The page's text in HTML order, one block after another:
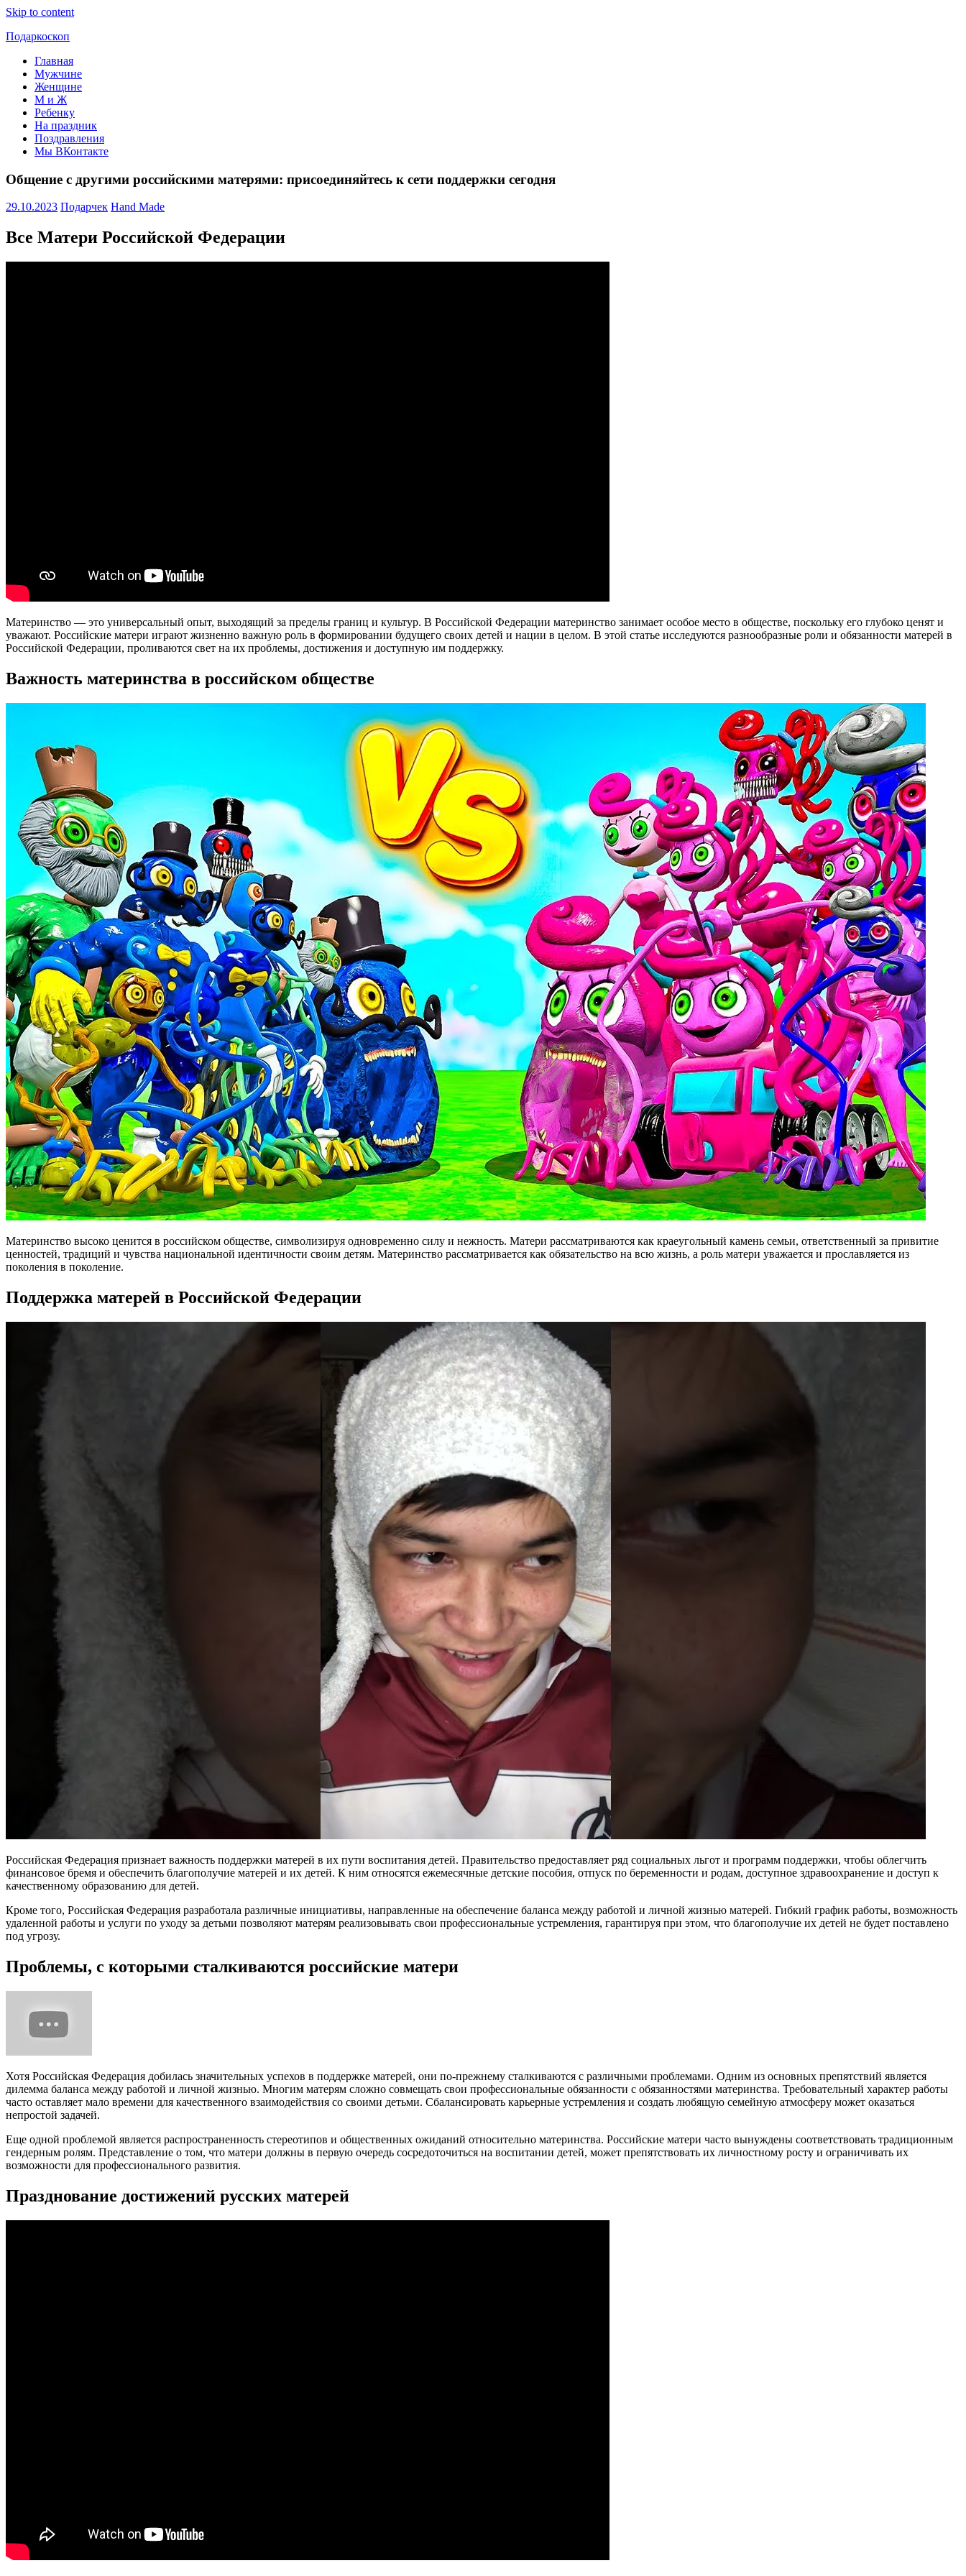
Skip to content
Подаркоскоп
Поможем
выбрать
подарить
Главная
Мужчине
Женщине
М и Ж
Ребенку
На праздник
Поздравления
Мы ВКонтакте
Общение с другими российскими матерями: присоединяйтесь к сети поддержки сегодня
29.10.2023 Подарчек Hand Made
Все Матери Российской Федерации
Материнство — это универсальный опыт, выходящий за пределы границ и культур. В Российской Федерации материнство занимает особое место в обществе, поскольку его глубоко ценят и
уважают. Российские матери играют жизненно важную роль в формировании будущего своих детей и нации в целом. В этой статье исследуются разнообразные роли и обязанности матерей в
Российской Федерации, проливаются свет на их проблемы, достижения и доступную им поддержку.
Важность материнства в российском обществе
Материнство высоко ценится в российском обществе, символизируя одновременно силу и нежность. Матери рассматриваются как краеугольный камень семьи, ответственный за привитие
ценностей, традиций и чувства национальной идентичности своим детям. Материнство рассматривается как обязательство на всю жизнь, а роль матери уважается и прославляется из
поколения в поколение.
Поддержка матерей в Российской Федерации
Российская Федерация признает важность поддержки матерей в их пути воспитания детей. Правительство предоставляет ряд социальных льгот и программ поддержки, чтобы облегчить
финансовое бремя и обеспечить благополучие матерей и их детей. К ним относятся ежемесячные детские пособия, отпуск по беременности и родам, доступное здравоохранение и доступ к
качественному образованию для детей.
Кроме того, Российская Федерация разработала различные инициативы, направленные на обеспечение баланса между работой и личной жизнью матерей. Гибкий график работы, возможность
удаленной работы и услуги по уходу за детьми позволяют матерям реализовывать свои профессиональные устремления, гарантируя при этом, что благополучие их детей не будет поставлено
под угрозу.
Проблемы, с которыми сталкиваются российские матери
Хотя Российская Федерация добилась значительных успехов в поддержке матерей, они по-прежнему сталкиваются с различными проблемами. Одним из основных препятствий является
дилемма баланса между работой и личной жизнью. Многим матерям сложно совмещать свои профессиональные обязанности с обязанностями материнства. Требовательный характер работы
часто оставляет мало времени для качественного взаимодействия со своими детьми. Сбалансировать карьерные устремления и создать любящую семейную атмосферу может оказаться
непростой задачей.
Еще одной проблемой является распространенность стереотипов и общественных ожиданий относительно материнства. Российские матери часто вынуждены соответствовать традиционным
гендерным ролям. Представление о том, что матери должны в первую очередь сосредоточиться на воспитании детей, может препятствовать их личностному росту и ограничивать их
возможности для профессионального развития.
Празднование достижений русских матерей